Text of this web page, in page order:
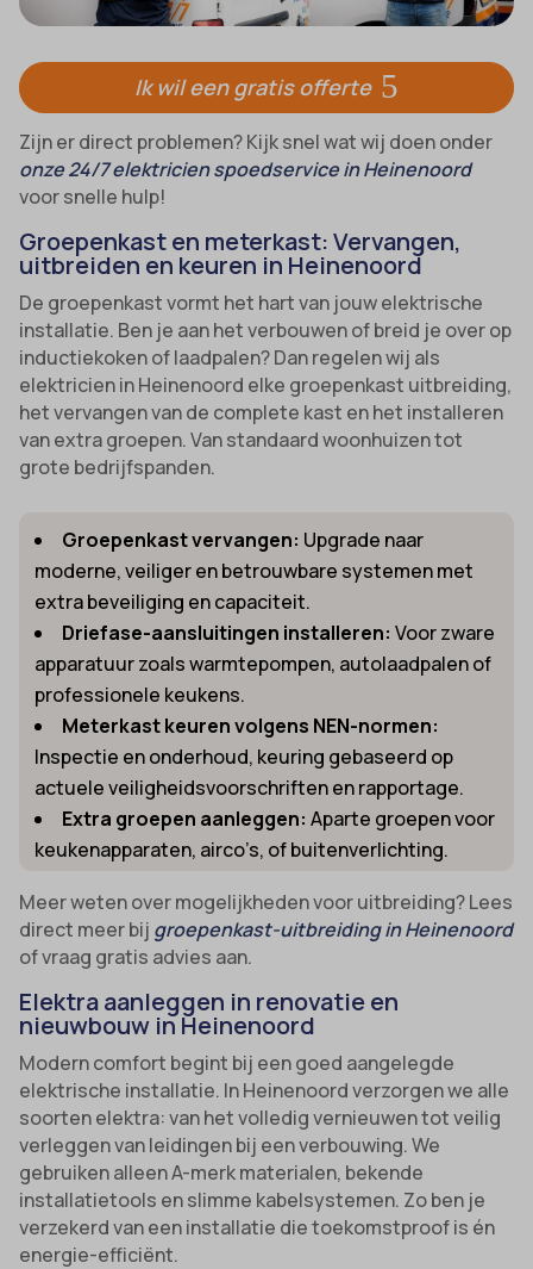
Ik wil een gratis offerte
Zijn er direct problemen? Kijk snel wat wij doen onder
onze 24/7 elektricien spoedservice in Heinenoord
voor snelle hulp!
Groepenkast en meterkast: Vervangen,
uitbreiden en keuren in Heinenoord
De groepenkast vormt het hart van jouw elektrische
installatie. Ben je aan het verbouwen of breid je over op
inductiekoken of laadpalen? Dan regelen wij als
elektricien in Heinenoord elke groepenkast uitbreiding,
het vervangen van de complete kast en het installeren
van extra groepen. Van standaard woonhuizen tot
grote bedrijfspanden.
Groepenkast vervangen: Upgrade naar
moderne, veiliger en betrouwbare systemen met
extra beveiliging en capaciteit.
Driefase-aansluitingen installeren: Voor zware
apparatuur zoals warmtepompen, autolaadpalen of
professionele keukens.
Meterkast keuren volgens NEN-normen:
Inspectie en onderhoud, keuring gebaseerd op
actuele veiligheidsvoorschriften en rapportage.
Extra groepen aanleggen: Aparte groepen voor
keukenapparaten, airco’s, of buitenverlichting.
Meer weten over mogelijkheden voor uitbreiding? Lees
direct meer bij groepenkast-uitbreiding in Heinenoord
of vraag gratis advies aan.
Elektra aanleggen in renovatie en
nieuwbouw in Heinenoord
Modern comfort begint bij een goed aangelegde
elektrische installatie. In Heinenoord verzorgen we alle
soorten elektra: van het volledig vernieuwen tot veilig
verleggen van leidingen bij een verbouwing. We
gebruiken alleen A-merk materialen, bekende
installatietools en slimme kabelsystemen. Zo ben je
verzekerd van een installatie die toekomstproof is én
energie-efficiënt.